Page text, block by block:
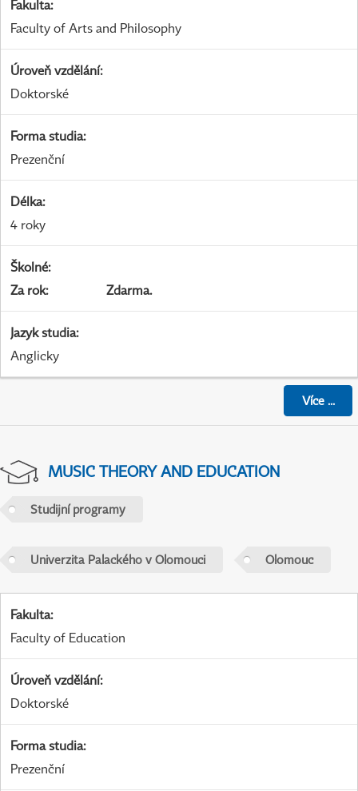
Fakulta:
Faculty of Arts and Philosophy
Úroveň vzdělání:
Doktorské
Forma studia:
Prezenční
Délka:
4 roky
Školné:
Za rok: Zdarma.
Jazyk studia:
Anglicky
Více...
MUSIC THEORY AND EDUCATION
Studijní programy
Univerzita Palackého v Olomouci Olomouc
Fakulta:
Faculty of Education
Úroveň vzdělání:
Doktorské
Forma studia:
Prezenční